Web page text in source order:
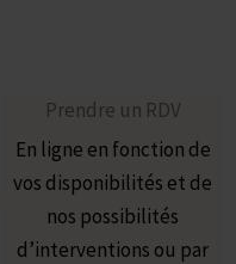
Prendre un RDV
En ligne en fonction de
vos disponibilités et de
nos possibilités
d’interventions ou par